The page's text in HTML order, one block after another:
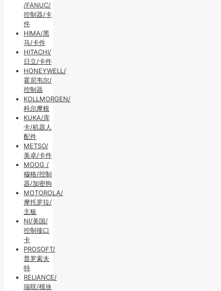
/FANUC/
控制器/卡
件
HIMA/黑
马/卡件
HITACHI/
日立/卡件
HONEYWELL/
霍尼韦尔/
控制器
KOLLMORGEN/
科尔摩根
KUKA/库
卡/机器人
配件
METSO/
美卓/卡件
MOOG /
穆格/控制
器/加密狗
MOTOROLA/
摩托罗拉/
主板
NI/美国/
控制接口
卡
PROSOFT/
普罗索夫
特
RELIANCE/
瑞联/模块